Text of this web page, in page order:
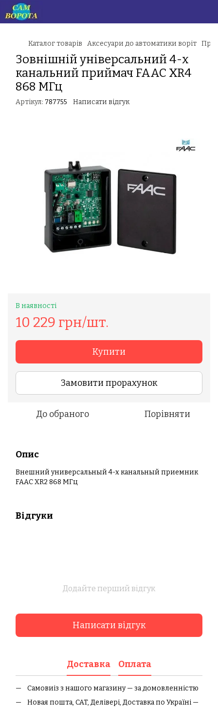
Каталог товарів Аксесуари до автоматики воріт
Зовнішній універсальний 4-х
канальний приймач FAAC XR4
868 МГц
Артікул: 787755 Написати відгук
В наявності
10 229 грн/шт.
Купити
Замовити прорахунок
До обраного Порівняти
Опис
Внешний универсальный 4-х канальный приемник
FAAC XR2 868 МГц
Відгуки
Додайте перший відгук
Написати відгук
Доставка Оплата
Самовиіз з нашого магазину — за домовленністю
Новая пошта, CAT, Делівері, Доставка по Україні —